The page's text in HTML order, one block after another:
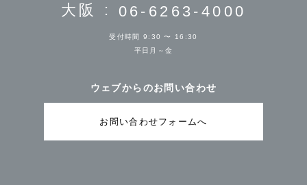
大阪 : 06-6263-4000
受付時間 9:30 〜 16:30
平日月～金
ウェブからのお問い合わせ
お問い合わせフォームへ